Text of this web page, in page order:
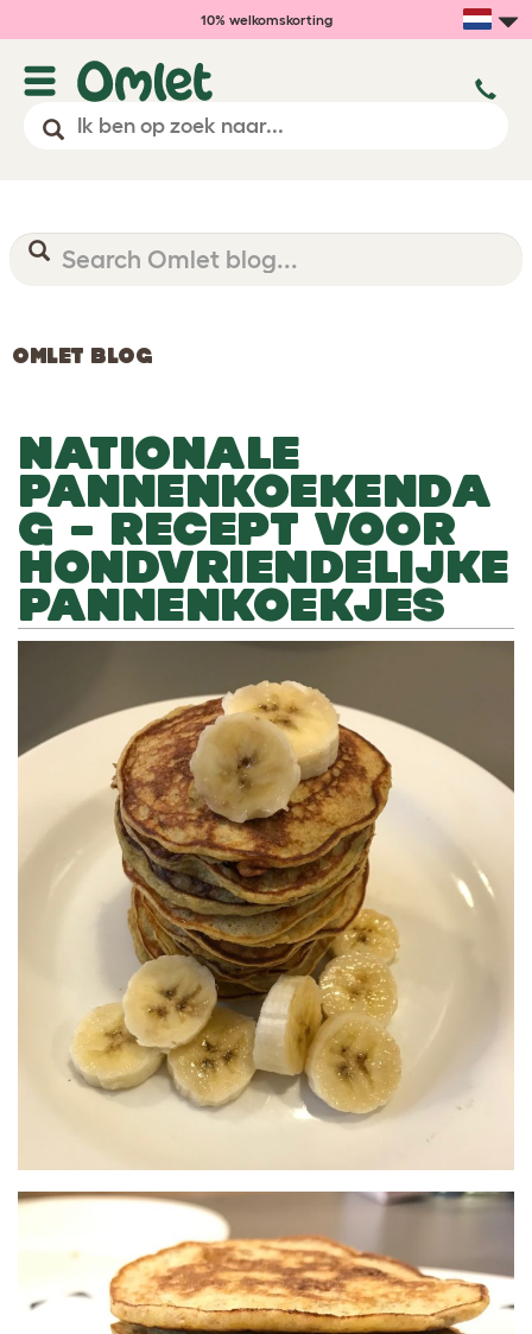
10% welkomskorting
OMLET BLOG
NATIONALE
PANNENKOEKENDA
G – RECEPT VOOR
HONDVRIENDELIJKE
PANNENKOEKJES